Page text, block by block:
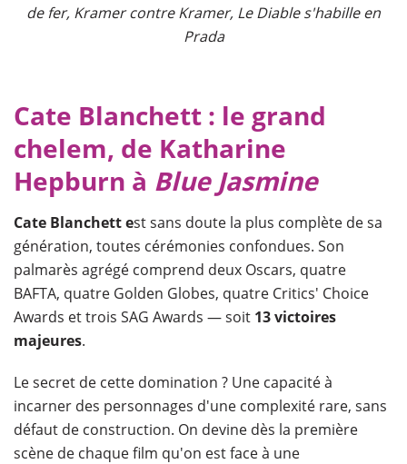
de fer, Kramer contre Kramer, Le Diable s'habille en
Prada
Cate Blanchett : le grand
chelem, de Katharine
Hepburn à Blue Jasmine
Cate Blanchett est sans doute la plus complète de sa
génération, toutes cérémonies confondues. Son
palmarès agrégé comprend deux Oscars, quatre
BAFTA, quatre Golden Globes, quatre Critics' Choice
Awards et trois SAG Awards — soit 13 victoires
majeures.
Le secret de cette domination ? Une capacité à
incarner des personnages d'une complexité rare, sans
défaut de construction. On devine dès la première
scène de chaque film qu'on est face à une